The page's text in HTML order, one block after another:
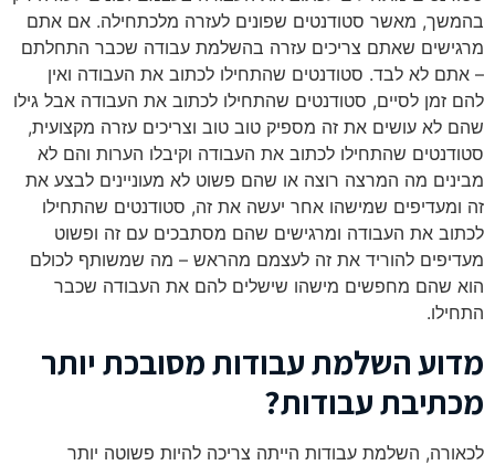
בהמשך, מאשר סטודנטים שפונים לעזרה מלכתחילה. אם אתם
מרגישים שאתם צריכים עזרה בהשלמת עבודה שכבר התחלתם
– אתם לא לבד. סטודנטים שהתחילו לכתוב את העבודה ואין
להם זמן לסיים, סטודנטים שהתחילו לכתוב את העבודה אבל גילו
שהם לא עושים את זה מספיק טוב טוב וצריכים עזרה מקצועית,
סטודנטים שהתחילו לכתוב את העבודה וקיבלו הערות והם לא
מבינים מה המרצה רוצה או שהם פשוט לא מעוניינים לבצע את
זה ומעדיפים שמישהו אחר יעשה את זה, סטודנטים שהתחילו
לכתוב את העבודה ומרגישים שהם מסתבכים עם זה ופשוט
מעדיפים להוריד את זה לעצמם מהראש – מה שמשותף לכולם
הוא שהם מחפשים מישהו שישלים להם את העבודה שכבר
התחילו.
מדוע השלמת עבודות מסובכת יותר
מכתיבת עבודות?
לכאורה, השלמת עבודות הייתה צריכה להיות פשוטה יותר